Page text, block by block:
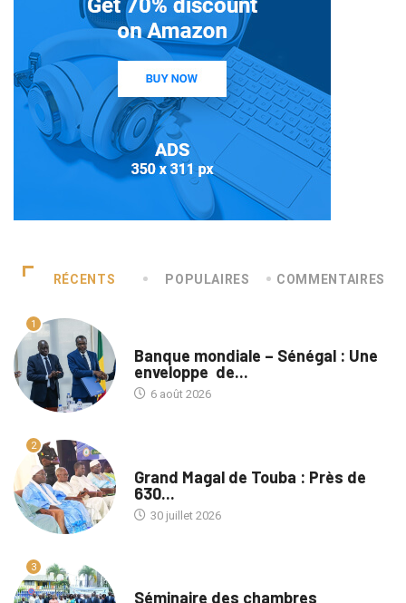
RÉCENTS POPULAIRES COMMENTAIRES
1
Banque mondiale – Sénégal : Une
enveloppe de...
6 août 2026
2
Grand Magal de Touba : Près de
630...
30 juillet 2026
3
Séminaire des chambres